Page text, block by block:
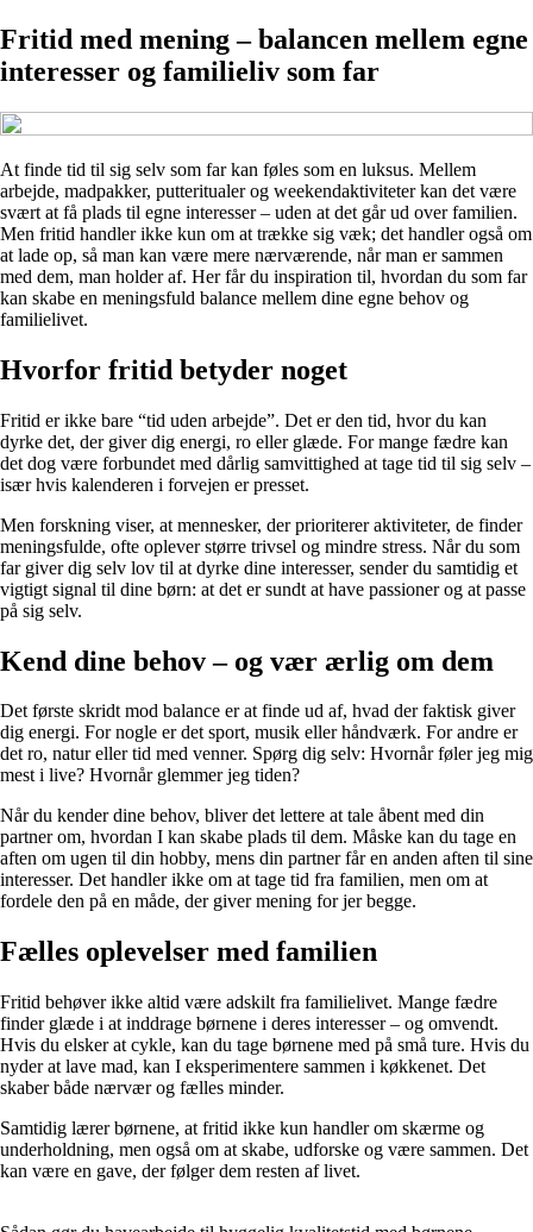
Fritid med mening – balancen mellem egne
interesser og familieliv som far
At finde tid til sig selv som far kan føles som en luksus. Mellem
arbejde, madpakker, putteritualer og weekendaktiviteter kan det være
svært at få plads til egne interesser – uden at det går ud over familien.
Men fritid handler ikke kun om at trække sig væk; det handler også om
at lade op, så man kan være mere nærværende, når man er sammen
med dem, man holder af. Her får du inspiration til, hvordan du som far
kan skabe en meningsfuld balance mellem dine egne behov og
familielivet.
Hvorfor fritid betyder noget
Fritid er ikke bare “tid uden arbejde”. Det er den tid, hvor du kan
dyrke det, der giver dig energi, ro eller glæde. For mange fædre kan
det dog være forbundet med dårlig samvittighed at tage tid til sig selv –
især hvis kalenderen i forvejen er presset.
Men forskning viser, at mennesker, der prioriterer aktiviteter, de finder
meningsfulde, ofte oplever større trivsel og mindre stress. Når du som
far giver dig selv lov til at dyrke dine interesser, sender du samtidig et
vigtigt signal til dine børn: at det er sundt at have passioner og at passe
på sig selv.
Kend dine behov – og vær ærlig om dem
Det første skridt mod balance er at finde ud af, hvad der faktisk giver
dig energi. For nogle er det sport, musik eller håndværk. For andre er
det ro, natur eller tid med venner. Spørg dig selv: Hvornår føler jeg mig
mest i live? Hvornår glemmer jeg tiden?
Når du kender dine behov, bliver det lettere at tale åbent med din
partner om, hvordan I kan skabe plads til dem. Måske kan du tage en
aften om ugen til din hobby, mens din partner får en anden aften til sine
interesser. Det handler ikke om at tage tid fra familien, men om at
fordele den på en måde, der giver mening for jer begge.
Fælles oplevelser med familien
Fritid behøver ikke altid være adskilt fra familielivet. Mange fædre
finder glæde i at inddrage børnene i deres interesser – og omvendt.
Hvis du elsker at cykle, kan du tage børnene med på små ture. Hvis du
nyder at lave mad, kan I eksperimentere sammen i køkkenet. Det
skaber både nærvær og fælles minder.
Samtidig lærer børnene, at fritid ikke kun handler om skærme og
underholdning, men også om at skabe, udforske og være sammen. Det
kan være en gave, der følger dem resten af livet.